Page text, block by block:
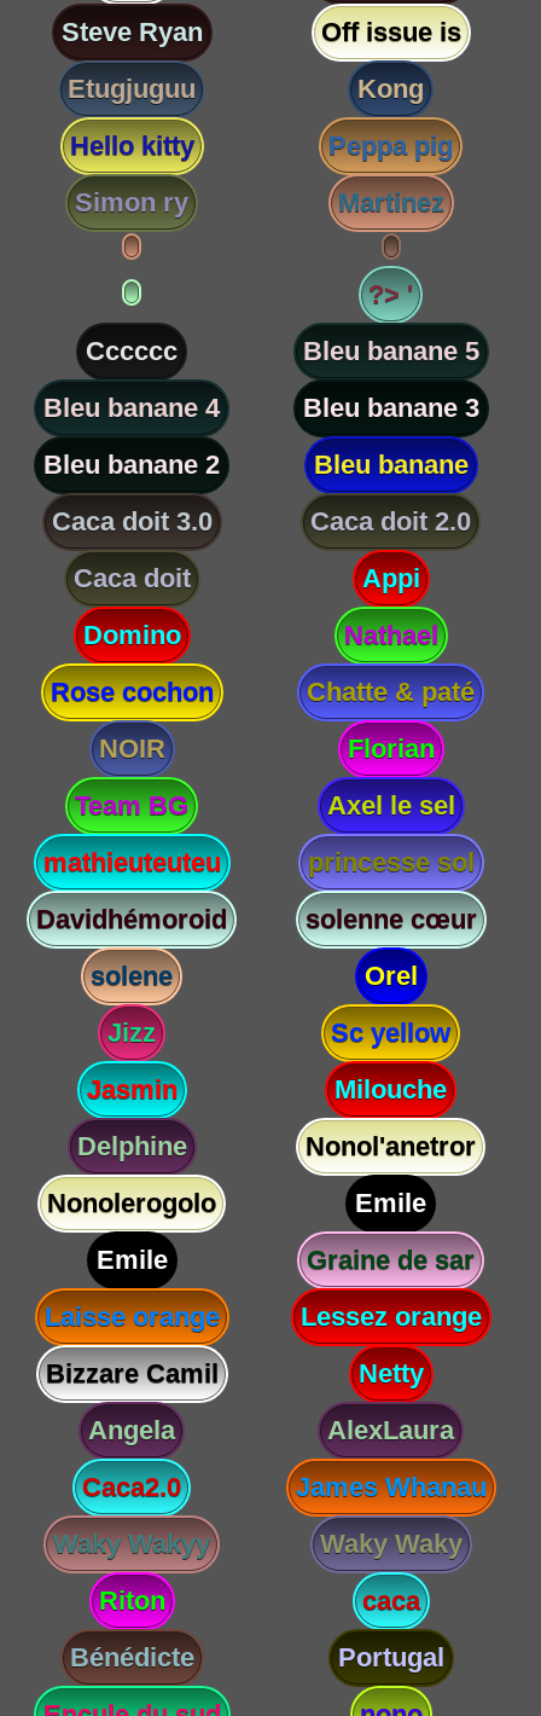
Steve Ryan
Off issue is
Etugjuguu
Kong
Hello kitty
Peppa pig
Simon ry
Martinez
?> '
Cccccc
Bleu banane 5
Bleu banane 4
Bleu banane 3
Bleu banane 2
Bleu banane
Caca doit 3.0
Caca doit 2.0
Caca doit
Appi
Domino
Nathael
Rose cochon
Chatte & paté
NOIR
Florian
Team BG
Axel le sel
mathieuteuteu
princesse sol
Davidhémoroid
solenne cœur
solene
Orel
Jizz
Sc yellow
Jasmin
Milouche
Delphine
Nonol'anetror
Nonolerogolo
Emile
Emile
Graine de sar
Laisse orange
Lessez orange
Bizzare Camil
Netty
Angela
AlexLaura
Caca2.0
James Whanau
Waky Wakyy
Waky Waky
Riton
caca
Bénédicte
Portugal